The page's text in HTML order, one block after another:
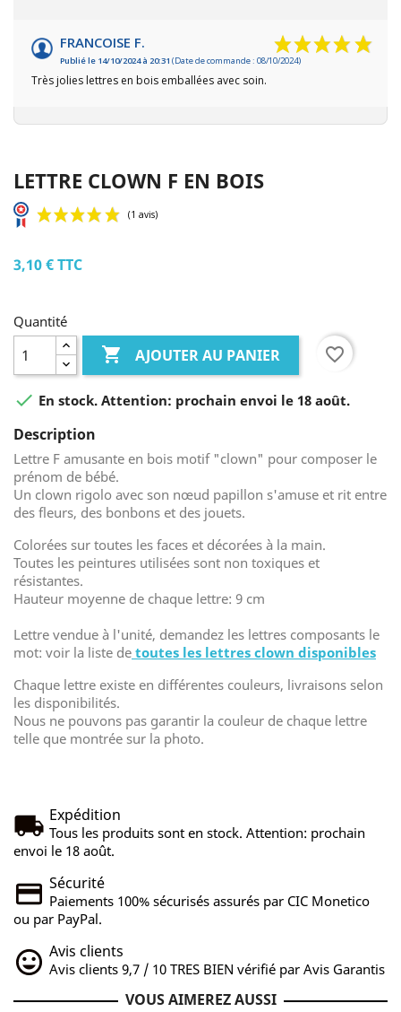
FRANCOISE F.
Publié le 14/10/2024 à 20:31 (Date de commande : 08/10/2024)
Très jolies lettres en bois emballées avec soin.
LETTRE CLOWN F EN BOIS
3,10 €TTC
Quantité
 AJOUTER AU PANIER favorite_border
 En stock. Attention: prochain envoi le 18 août.
Description
Lettre F amusante en bois motif "clown" pour composer le
prénom de bébé.
Un clown rigolo avec son nœud papillon s'amuse et rit entre
des fleurs, des bonbons et des jouets.
Colorées sur toutes les faces et décorées à la main.
Toutes les peintures utilisées sont non toxiques et
résistantes.
Hauteur moyenne de chaque lettre: 9 cm
Lettre vendue à l'unité, demandez les lettres composants le
mot: voir la liste de toutes les lettres clown disponibles
Chaque lettre existe en différentes couleurs, livraisons selon
les disponibilités.
Nous ne pouvons pas garantir la couleur de chaque lettre
telle que montrée sur la photo.
Expédition
Tous les produits sont en stock. Attention: prochain
envoi le 18 août.
Sécurité
Paiements 100% sécurisés assurés par CIC Monetico
ou par PayPal.
Avis clients
Avis clients 9,7 / 10 TRES BIEN vérifié par Avis Garantis
VOUS AIMEREZ AUSSI